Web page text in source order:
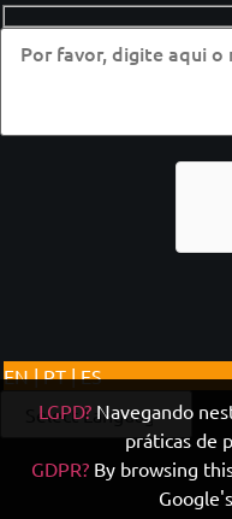
EN | PT | ES
LGPD? Navegando
práticas de
GDPR? By browsing